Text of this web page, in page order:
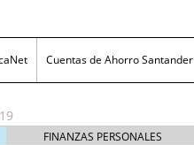
Cuentas de Ahorro Santander
agosto 18, 2020
agosto 18, 2020
FINANZAS PERSONALES